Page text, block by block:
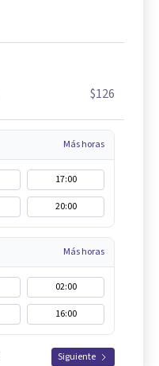
$126
Más horas
17:00
20:00
Más horas
02:00
16:00
Siguiente